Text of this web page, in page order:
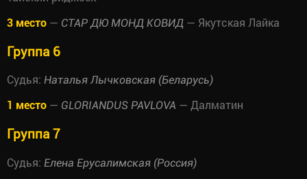
3 место — СТАР ДЮ МОНД КОВИД — Якутская Лайка
Группа 6
Судья: Наталья Лычковская (Беларусь)
1 место — GLORIANDUS PAVLOVA — Далматин
Группа 7
Судья: Елена Ерусалимская (Россия)